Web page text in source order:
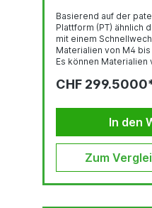
Basierend auf der
Plattform (PT) ähnlich
mit einem
Materialien von M4
Es können Materialien
e für Blindnietmuttern
CHF
In den
Zum